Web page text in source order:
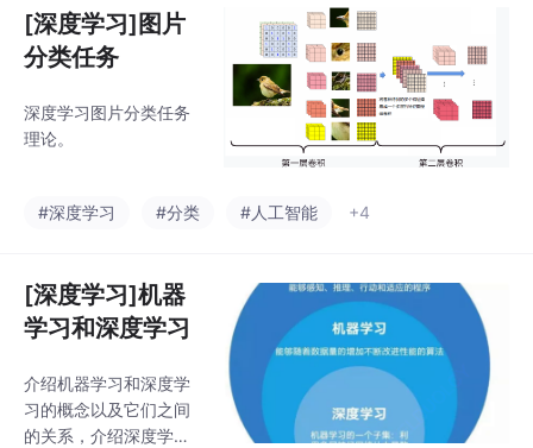
[深度学习]图片
分类任务
深度学习图片分类任务
理论。
#深度学习 #分类 #人工智能 +4
[深度学习]机器
学习和深度学习
介绍机器学习和深度学
习的概念以及它们之间
的关系，介绍深度学习